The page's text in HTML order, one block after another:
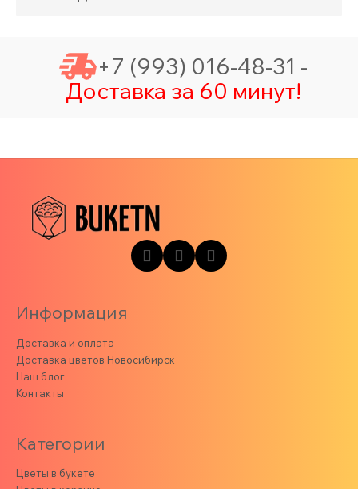
+7 (993) 016-48-31 -
Доставка за 60 минут!
Информация
Доставка и оплата
Доставка цветов Новосибирск
Наш блог
Контакты
Категории
Цветы в букете